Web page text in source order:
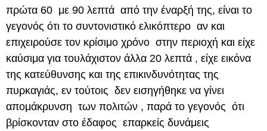
πρώτα 60 με 90 λεπτά από την έναρξή της, είναι το
γεγονός ότι το συντονιστικό ελικόπτερο αν και
επιχειρούσε τον κρίσιμο χρόνο στην περιοχή και είχε
καύσιμα για τουλάχιστον άλλα 20 λεπτά , είχε εικόνα
της κατεύθυνσης και της επικινδυνότητας της
πυρκαγιάς, εν τούτοις δεν εισηγήθηκε να γίνει
απομάκρυνση των πολιτών , παρά το γεγονός ότι
βρίσκονταν στο έδαφος επαρκείς δυνάμεις